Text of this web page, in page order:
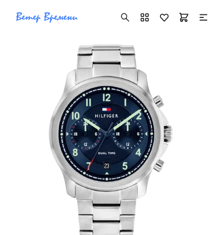
+7 ( 705 ) 181-42-50
info@vetervremeni.kz
Авторизация
Каталог
Мужские часы
Женские часы